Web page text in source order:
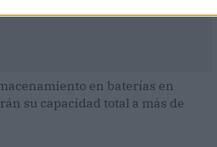
en baterías en
su capacidad total a más de